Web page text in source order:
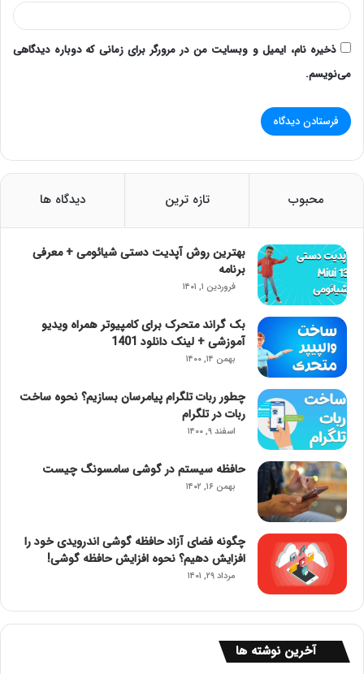
ذخیره نام، ایمیل و وبسایت من در مرورگر برای زمانی که دوباره دیدگاهی
می‌نویسم.
محبوب تازه ترین دیدگاه ها
بهترین روش آپدیت دستی شیائومی + معرفی
برنامه
فروردین ۱, ۱۴۰۱
بک گراند متحرک برای کامپیوتر همراه ویدیو
آموزشی + لینک دانلود 1401
بهمن ۱۴, ۱۴۰۰
چطور ربات تلگرام پیامرسان بسازیم؟ نحوه ساخت
ربات در تلگرام
اسفند ۹, ۱۴۰۰
حافظه سیستم در گوشی سامسونگ چیست
بهمن ۱۶, ۱۴۰۲
چگونه فضای آزاد حافظه گوشی اندرویدی خود را
افزایش دهیم؟ نحوه افزایش حافظه گوشی!
مرداد ۲۹, ۱۴۰۱
آخرین نوشته ها